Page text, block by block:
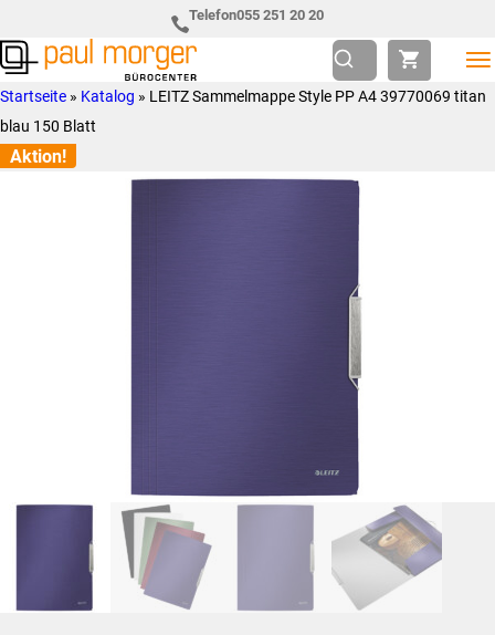
Hauptnavigation
springen
to
main
content
Telefon055 251 20 20
Paul
Morger
AG
so
individuell
wie
Startseite » Katalog » LEITZ Sammelmappe Style PP A4 39770069 titan
blau 150 Blatt
Aktion!